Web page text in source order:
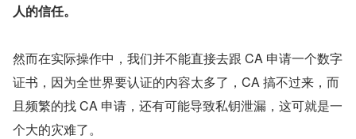
人的信任。
然而在实际操作中，我们并不能直接去跟 CA 申请一个数字
证书，因为全世界要认证的内容太多了，CA 搞不过来，而
且频繁的找 CA 申请，还有可能导致私钥泄漏，这可就是一
个大的灾难了。